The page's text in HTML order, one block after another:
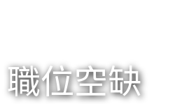
職位空缺